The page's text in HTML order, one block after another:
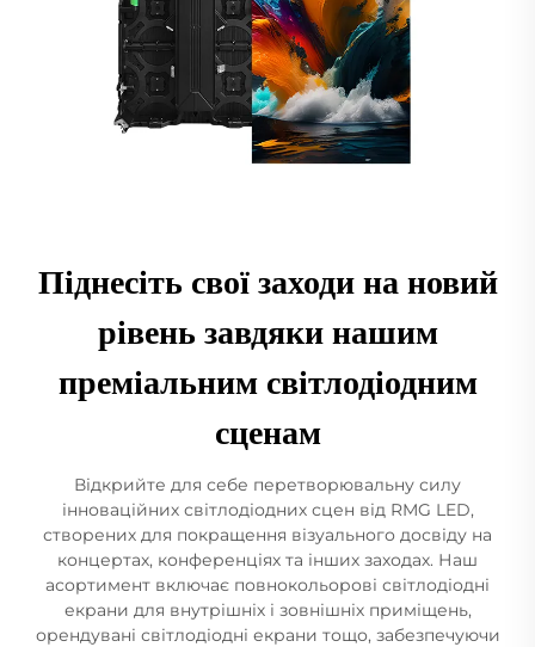
Піднесіть свої заходи на новий
рівень завдяки нашим
преміальним світлодіодним
сценам
Відкрийте для себе перетворювальну силу
інноваційних світлодіодних сцен від RMG LED,
створених для покращення візуального досвіду на
концертах, конференціях та інших заходах. Наш
асортимент включає повнокольорові світлодіодні
екрани для внутрішніх і зовнішніх приміщень,
орендувані світлодіодні екрани тощо, забезпечуючи